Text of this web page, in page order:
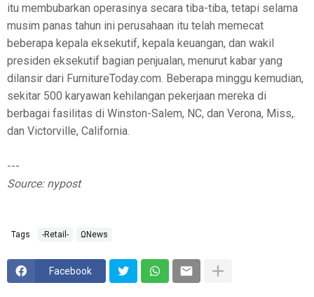
itu membubarkan operasinya secara tiba-tiba, tetapi selama
musim panas tahun ini perusahaan itu telah memecat
beberapa kepala eksekutif, kepala keuangan, dan wakil
presiden eksekutif bagian penjualan, menurut kabar yang
dilansir dari FurnitureToday.com. Beberapa minggu kemudian,
sekitar 500 karyawan kehilangan pekerjaan mereka di
berbagai fasilitas di Winston-Salem, NC, dan Verona, Miss,.
dan Victorville, California.
---
Source: nypost
Tags -Retail- ΩNews
Facebook